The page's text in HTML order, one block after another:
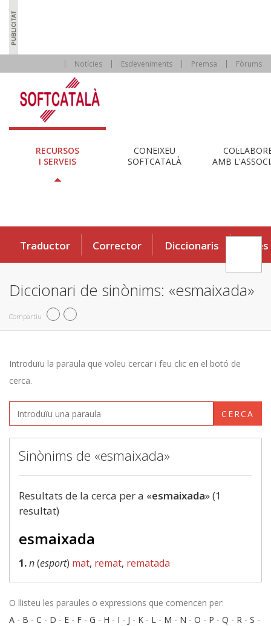
Notícies Esdeveniments Premsa Fòrums
RECURSOS
I SERVEIS
CONEIXEU
SOFTCATALÀ
AMB
Traductor Corrector Diccionaris Eines
Diccionari de sinònims: «esmaixada»
Compartiu
Introduïu la paraula que voleu cercar i feu clic en el botó de
cerca.
CERCA
Sinònims de «esmaixada»
Resultats de la cerca per a «esmaixada» (1
resultat)
esmaixada
1.n(esport) mat, remat, rematada
O llisteu les paraules o expressions que comencen per:
A - B - C - D - E - F - G - H - I - J - K - L - M - N - O - P - Q - R - S -